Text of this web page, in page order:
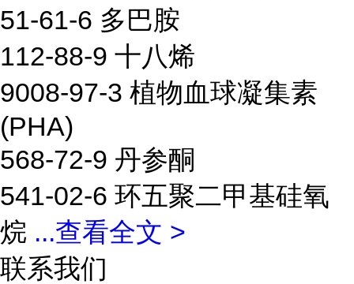
51-61-6 多巴胺
112-88-9 十八烯
9008-97-3 植物血球凝集素
(PHA)
568-72-9 丹参酮
541-02-6 环五聚二甲基硅氧
烷 ...查看全文 >
联系我们